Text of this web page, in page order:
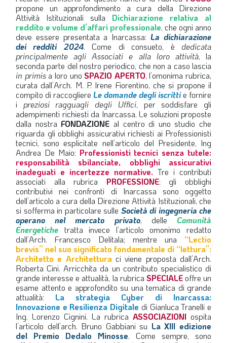
propone un approfondimento a cura della Direzione
Attività Istituzionali sulla Dichiarazione relativa al
reddito e volume d’affari professionale, che ogni anno
deve essere presentata a Inarcassa:La dichiarazione
dei redditi 2024. Come di consueto, èdedicata
principalmente agli Associati e alla loro attività, la
seconda parte del nostro periodico, che non a caso lascia
in primisa loro unoSPAZIO APERTO, l’omonima rubrica,
curata dall’Arch. M. P. Irene Fiorentino, che si propone il
compito di raccogliere Le domande degli iscrittie fornire
i preziosi ragguagli degli Uffici, per soddisfare gli
adempimenti richiesti da Inarcassa. Le soluzioni proposte
dalla nostra FONDAZIONE al centro di uno studio che
riguarda gli obblighi assicurativi richiesti ai Professionisti
tecnici, sono esplicitate nell’articolo del Presidente, Ing
Andrea De Maio: Professionisti tecnici senza tutele:
responsabilità sbilanciate, obblighi assicurativi
inadeguati e incertezze normative. Tre i contributi
associati alla rubrica PROFESSIONE: gli obblighi
contributivi nei confronti di Inarcassa sono oggetto
dell’articolo a cura della Direzione Attività Istituzionali, che
si sofferma in particolare sulle Società di ingegneria che
operano nel mercato privato, delleComunità
Energetiche tratta invece l’articolo omonimo redatto
dall’Arch. Francesco Delitala; mentre una “Lectio
brevis” nel suo significato fondamentale di “lettura”:
Architetto e Architetturaci viene proposta dall’Arch.
Roberta Cini. Arricchita da un contributo specialistico di
grande interesse e attualità, la rubrica SPECIALEoffre un
esame attento e approfondito su una tematica di grande
attualità: La strategia Cyber di Inarcassa:
Innovazione e Resilienza Digitale di Gianluca Tranelli e
Ing. Lorenzo Cignini. La rubrica ASSOCIAZIONI ospita
l’articolo dell’arch. Bruno Gabbiani su La XIII edizione
del Premio Dedalo Minosse. Come sempre, sono